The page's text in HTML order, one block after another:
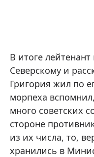
В итоге
Северскому и
Григория жил по
морпеха
много советских
стороне
из их числа, то,
хранились в